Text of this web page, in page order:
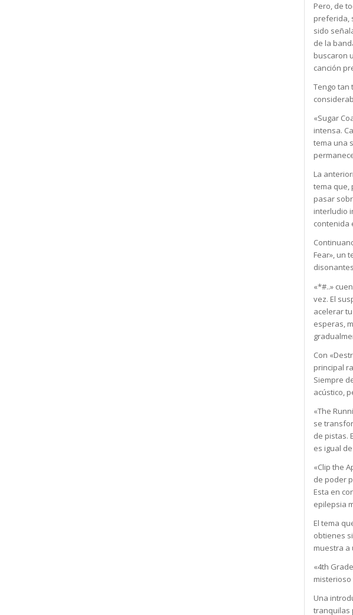
Pero, de
preferida,
sido
de la
buscaron
canción
Tengo tan
«Sugar
intensa.
tema una
La
tema que,
pasar
interludio
contenida
Fear», un
«*#..»
vez. El
acelerar
esperas,
Con
principal
Siempre
acústico,
«The
se
de pistas.
es igual
«Clip the
de poder
Esta en
epilepsia
El tema
obtienes
muestra a
«4th
misterioso
Una
tranquilas